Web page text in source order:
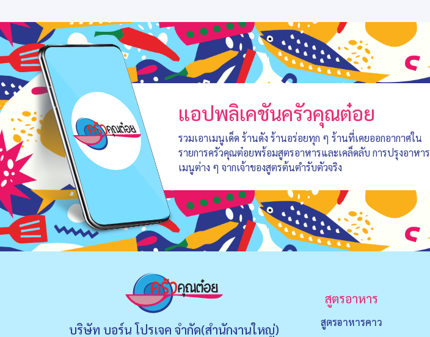
แอปพลิเคชันครัวคุณต๋อย
รวมเอาเมนูเด็ด ร้านดัง ร้านอร่อยทุก ๆ ร้านที่เคยออกอากาศใน
รายการครัวคุณต๋อยพร้อมสูตรอาหารและเคล็ดลับ การปรุงอาหาร
เมนูต่าง ๆ จากเจ้าของสูตรต้นตำรับตัวจริง
บริษัท บอร์น โปรเจค จำกัด(สำนักงานใหญ่)
สูตรอาหาร
สูตรอาหารคาว